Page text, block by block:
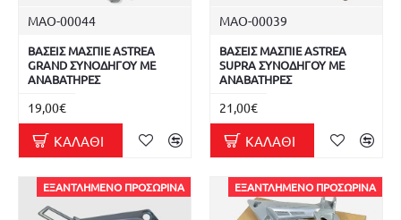
ΜΑΟ-00044
ΒΑΣΕΙΣ ΜΑΣΠΙΕ ASTREA
GRAND ΣΥΝΟΔΗΓΟΥ ΜΕ
ΑΝΑΒΑΤΗΡΕΣ
19,00€
ΚΑΛΆΘΙ
ΜΑΟ-00039
ΒΑΣΕΙΣ ΜΑΣΠΙΕ ASTREA
SUPRA ΣΥΝΟΔΗΓΟΥ ΜΕ
ΑΝΑΒΑΤΗΡΕΣ
21,00€
ΚΑΛΆΘΙ
ΕΞΑΝΤΛΗΜΈΝΟ ΠΡΟΣΩΡΙΝΆ ΕΞΑΝΤΛΗΜΈΝΟ ΠΡΟΣΩΡΙΝΆ